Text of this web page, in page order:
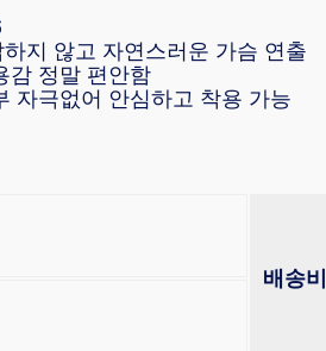
지 않고 자연스러운 가슴 연출
감 정말 편안함
자극없어 안심하고 착용 가능
배송비